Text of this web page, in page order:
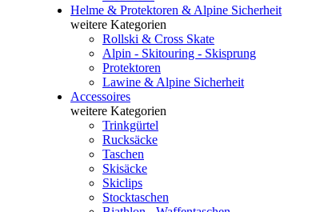
Helme & Protektoren & Alpine Sicherheit
weitere Kategorien
Rollski & Cross Skate
Alpin - Skitouring - Skisprung
Protektoren
Lawine & Alpine Sicherheit
Accessoires
weitere Kategorien
Trinkgürtel
Rucksäcke
Taschen
Skisäcke
Skiclips
Stocktaschen